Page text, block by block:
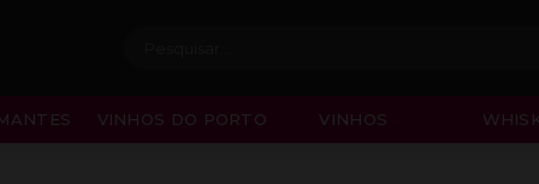
VINHOS DO PORTO VINHOS